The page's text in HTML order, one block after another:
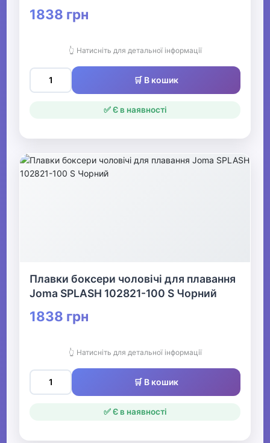
1838 грн
👆 Натисніть для детальної інформації
🛒 В кошик
✅ Є в наявності
Плавки боксери чоловічі для плавання
Joma SPLASH 102821-100 S Чорний
1838 грн
👆 Натисніть для детальної інформації
🛒 В кошик
✅ Є в наявності